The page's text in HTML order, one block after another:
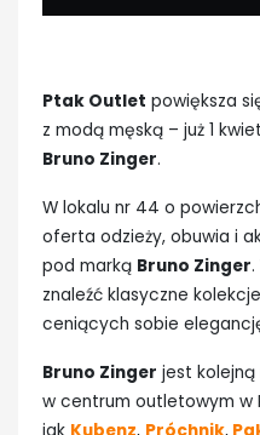
Ptak Outlet powiększa
z modą męską – już 1
Bruno Zinger.
W lokalu nr 44 o
oferta odzieży, obuwia i
pod marką Bruno Zinger
znaleźć klasyczne
ceniących sobie
Bruno Zinger jest
w centrum outletowym w
jak Kubenz, Próchnik,